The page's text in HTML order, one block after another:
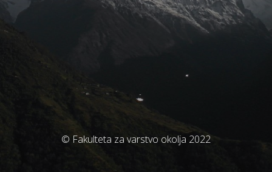
© Fakulteta za varstvo okolja 2022